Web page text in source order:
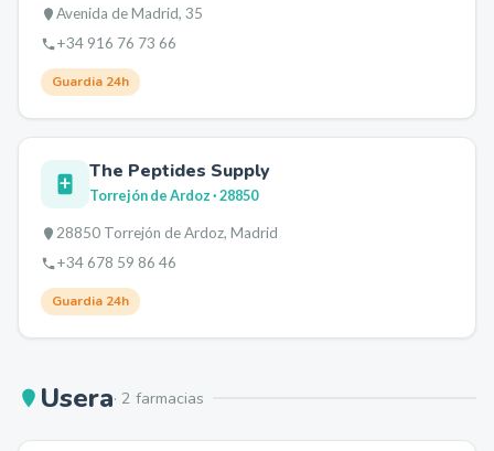
Avenida de Madrid, 35
+34 916 76 73 66
Guardia 24h
The Peptides Supply
Torrejón de Ardoz· 28850
28850 Torrejón de Ardoz, Madrid
+34 678 59 86 46
Guardia 24h
Usera· 2 farmacias